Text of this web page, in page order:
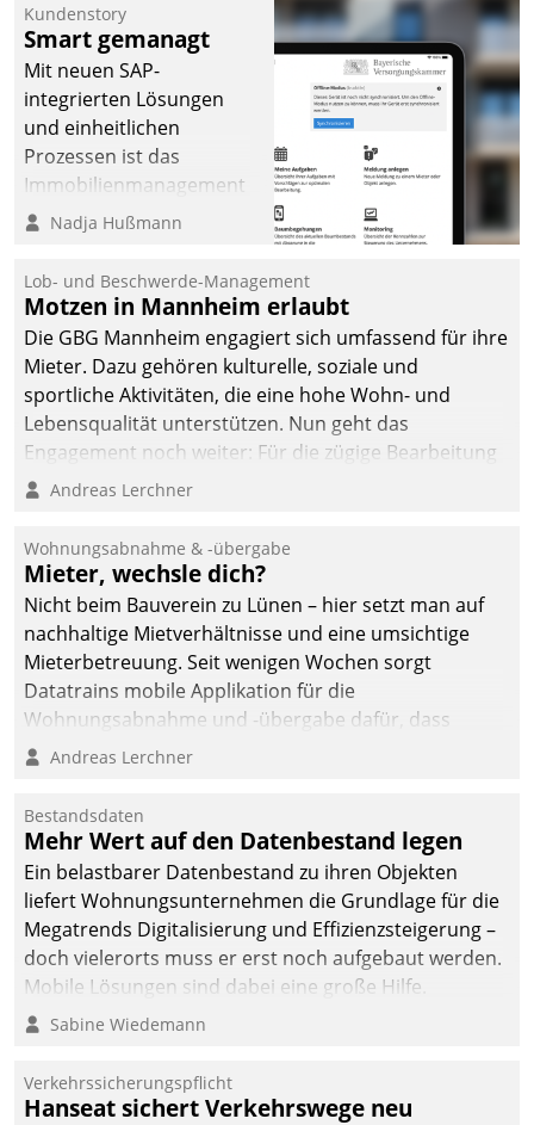
Kundenstory
Smart gemanagt
Mit neuen SAP-
integrierten Lösungen
und einheitlichen
Prozessen ist das
Immobilienmanagement
der Bayerischen
Ressort Kapitalanlage für
künftige Aufgaben und
Herausforderungen
gerüstet.
Nadja Hußmann
Lob- und Beschwerde-Management
Motzen in Mannheim erlaubt
Die GBG Mannheim engagiert sich umfassend für ihre
Mieter. Dazu gehören kulturelle, soziale und
sportliche Aktivitäten, die eine hohe Wohn- und
Lebensqualität unterstützen. Nun geht das
Engagement noch weiter: Für die zügige Bearbeitung
von Beschwerden – oder Lob – richtet das
und Beschwerde-Management einen eigenen Kanal
ein.
Andreas Lerchner
Wohnungsabnahme & -übergabe
Mieter, wechsle dich?
Nicht beim Bauverein zu Lünen – hier setzt man auf
nachhaltige Mietverhältnisse und eine umsichtige
Mieterbetreuung. Seit wenigen Wochen sorgt
Datatrains mobile Applikation für die
Wohnungsabnahme und -übergabe dafür, dass
Mieter wohlgeordnet kommen und, so es sein muss,
Andreas Lerchner
Bestandsdaten
Mehr Wert auf den Datenbestand legen
Ein belastbarer Datenbestand zu ihren Objekten
liefert Wohnungsunternehmen die Grundlage für die
Megatrends Digitalisierung und Effizienzsteigerung –
doch vielerorts muss er erst noch aufgebaut werden.
Mobile Lösungen sind dabei eine große Hilfe.
Sabine Wiedemann
Verkehrssicherungspflicht
Hanseat sichert Verkehrswege neu